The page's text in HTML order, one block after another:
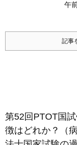
午
記事
第52回PTOT国
徴はどれか？（